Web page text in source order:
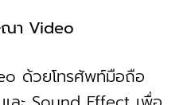
ณา Video
ด้วยโทรศัพท์มือถือ